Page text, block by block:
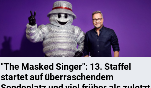
"The Masked Singer": 13. Staffel
startet auf überraschendem